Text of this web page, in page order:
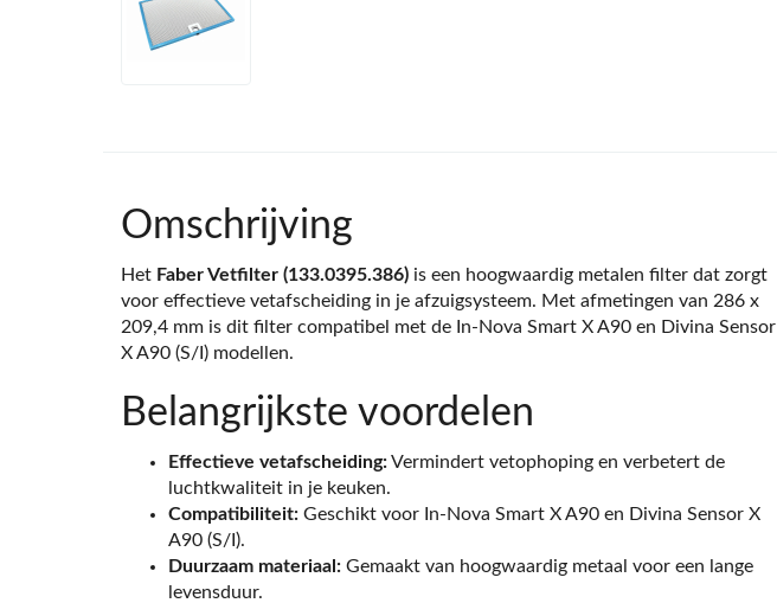
Omschrijving
Het Faber Vetfilter (133.0395.386) is een hoogwaardig metalen filter dat zorgt
voor effectieve vetafscheiding in je afzuigsysteem. Met afmetingen van 286 x
209,4 mm is dit filter compatibel met de In-Nova Smart X A90 en Divina Sensor
X A90 (S/I) modellen.
Belangrijkste voordelen
Effectieve vetafscheiding:Vermindert vetophoping en verbetert de
luchtkwaliteit in je keuken.
Compatibiliteit: Geschikt voor In-Nova Smart X A90 en Divina Sensor X
A90 (S/I).
Duurzaam materiaal: Gemaakt van hoogwaardig metaal voor een lange
levensduur.